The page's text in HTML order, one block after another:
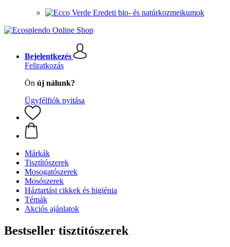
Eredeti bio- és natúrkozmeikumok
Bejelentkezés
Feliratkozás
Ön új nálunk?
Ügyfélfiók nyitása
Márkák
Tisztítószerek
Mosogatószerek
Mosószerek
Háztartási cikkek és higiénia
Témák
Akciós ajánlatok
Bestseller tisztítószerek